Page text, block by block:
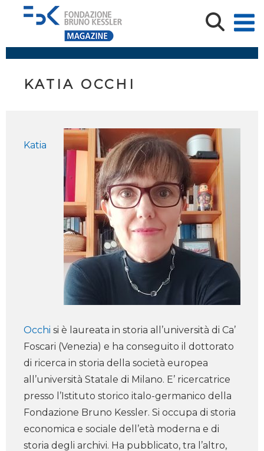
KATIA OCCHI
Katia
Occhi si è laureata in storia all’università di Ca’
Foscari (Venezia) e ha conseguito il dottorato
di ricerca in storia della società europea
all’università Statale di Milano. E’ ricercatrice
presso l’Istituto storico italo-germanico della
Fondazione Bruno Kessler. Si occupa di storia
economica e sociale dell’età moderna e di
storia degli archivi. Ha pubblicato, tra l’altro,